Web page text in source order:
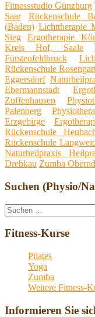
Fitnessstudio Günzburg
Saar
Rückenschule
(Baden) Lichttherapie
Sieg
Ergotherapie
Kreis Hof, Saale
Fürstenfeldbruck
Rückenschule
Eggersdorf
Ebermannstadt
Zuffenhausen
Palenberg
Erzgebirge
Rückenschule
Rückenschule
Naturheilpraxis
Drebkau Zumba
Suchen (Physio/
Suche
nach:
Fitness-Kurse
Pilates
Yoga
Zumba
Weitere Fitness-
Informieren Sie